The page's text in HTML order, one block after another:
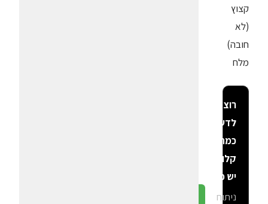
קצוץ
(לא
חובה)
מלח
רוצה
לדעת
כמה
קלוריות
יש פה?
ניתוח